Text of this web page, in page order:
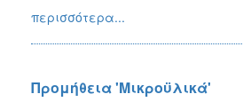
περισσότερα...
Προμήθεια 'Μικροϋλικά'